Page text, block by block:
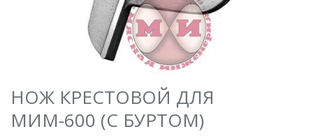
НОЖ КРЕСТОВОЙ ДЛЯ
МИМ-600 (С БУРТОМ)